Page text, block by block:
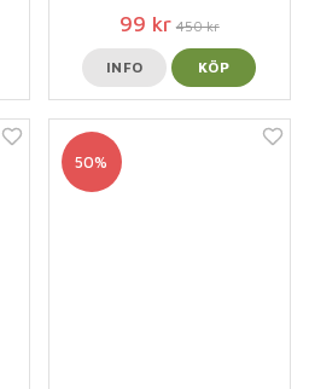
99 kr 450 kr
INFO KÖP
50%